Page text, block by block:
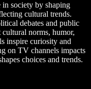
society by shaping
cultural trends.
debates and public
cultural norms, humor,
inspire curiosity and
on TV channels impacts
choices and trends.